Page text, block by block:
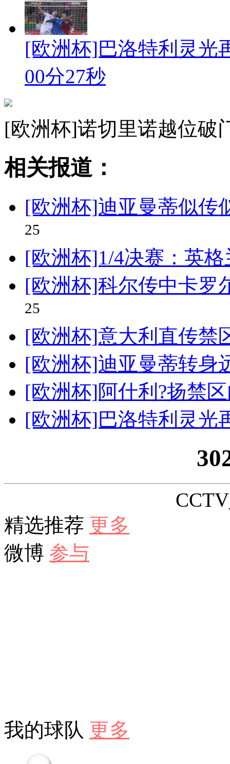
[欧洲杯]巴洛特利灵光
00分27秒
[欧洲杯]诺切里诺越位破
相关报道：
[欧洲杯]迪亚曼蒂似传
25
[欧洲杯]1/4决赛：英
[欧洲杯]科尔传中卡罗
25
[欧洲杯]意大利直传禁
[欧洲杯]迪亚曼蒂转身
[欧洲杯]阿什利?扬禁
[欧洲杯]巴洛特利灵光
精选推荐 更多
微博 参与
我的球队 更多